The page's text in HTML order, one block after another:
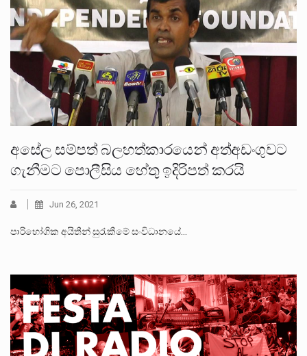
අසේල සම්පත් බලහත්කාරයෙන් අත්අඩංගුවට
ගැනීමට පොලීසිය හේතු ඉදිරිපත් කරයි
Jun 26, 2021
පාරිභෝගික අයිතීන් සුරැකීමේ සංවිධානයේ…